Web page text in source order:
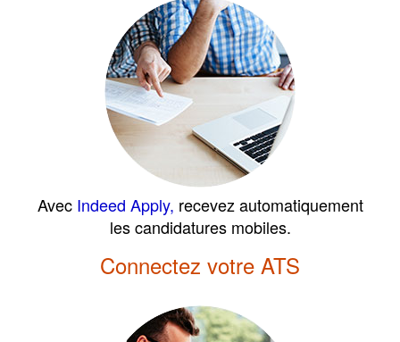
Avec Indeed Apply, recevez automatiquement
les candidatures mobiles.
Connectez votre ATS